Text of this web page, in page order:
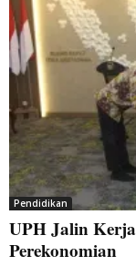
Pendidikan
UPH Jalin
Perekonomian